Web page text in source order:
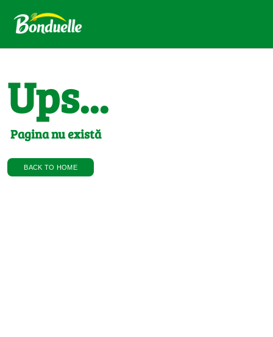
Ups...
Pagina nu există
BACK TO HOME